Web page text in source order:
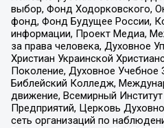
выбор, Фонд Ходорковского,
фонд, Фонд Будущее России,
информации, Проект Медиа,
за права человека, Духовное
Христиан Украинской
Поколение, Духовное
Библейский Колледж,
движение, Всемирный Институт
Предприятий, Церковь
сеть организаций по